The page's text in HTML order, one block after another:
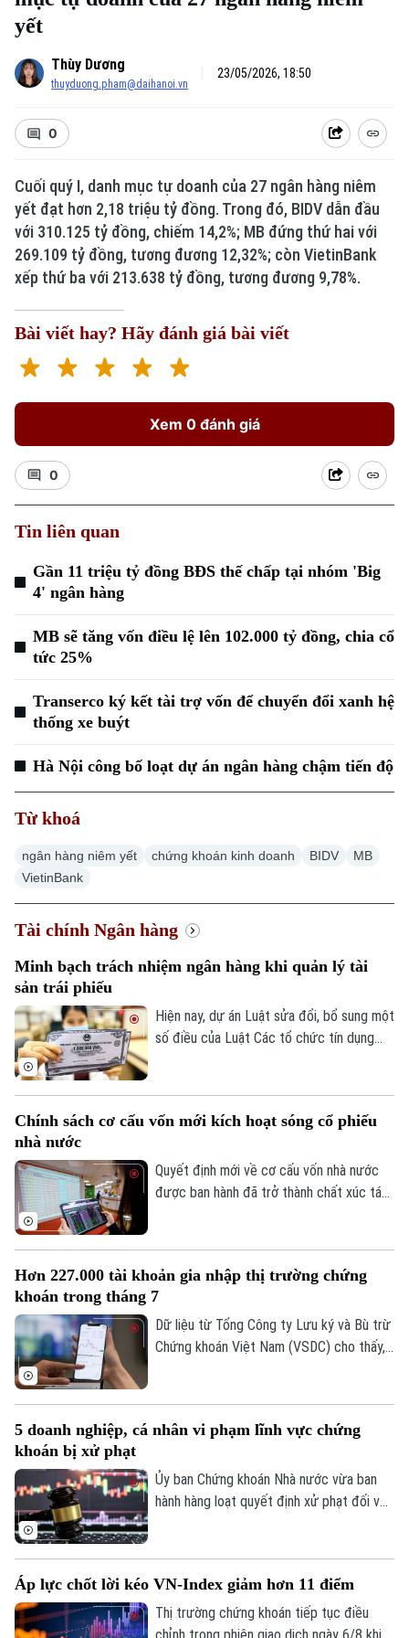
Xu hướng
Chuyên mục
Thời sự
Xã hội
An ninh trật tự
Công nghệ
Hà Nội
Người Hà Nội
Khoảnh khắc Hà Nội
Ẩm thực
Thế giới
Quân sự
Hồ sơ
Người Việt 4 phương
Cafe sáng
Doanh nghiệp
Nhà đất
Tin tức
Đầu tư
Căn hộ
Đất đai
Kinh nghiệm
Tàu và Xe
Tàu
Xe máy
Thị trường
Đánh giá
Giáo dục
Tin tức
Tuyển sinh
Văn hóa
Tin tức
Làng nghề
Di tích
Sức khỏe
Dinh dưỡng
Tư vấn sức khỏe
Thể thao
Bóng đá
Quần vợt
Giải trí
Tin tức
Sao
Điện ảnh
Thời trang
Âm nhạc
Đã phát sóng
yết
Thùy Dương
thuyduong.pham@daihanoi.vn
23/05/2026, 18:50
0
Cuối quý I, danh mục tự doanh của 27 ngân hàng niêm
yết đạt hơn 2,18 triệu tỷ đồng. Trong đó, BIDV dẫn đầu
với 310.125 tỷ đồng, chiếm 14,2%; MB đứng thứ hai với
269.109 tỷ đồng, tương đương 12,32%; còn VietinBank
xếp thứ ba với 213.638 tỷ đồng, tương đương 9,78%.
Bài viết hay? Hãy đánh giá bài viết
Xem 0 đánh giá
0
Tin liên quan
Gần 11 triệu tỷ đồng BĐS thế chấp tại nhóm 'Big
4' ngân hàng
MB sẽ tăng vốn điều lệ lên 102.000 tỷ đồng, chia cổ
tức 25%
Transerco ký kết tài trợ vốn để chuyển đổi xanh hệ
thống xe buýt
Hà Nội công bố loạt dự án ngân hàng chậm tiến độ
Từ khoá
ngân hàng niêm yết chứng khoán kinh doanh BIDV
MB
VietinBank
Tài chính Ngân hàng
Minh bạch trách nhiệm ngân hàng khi quản lý tài
sản trái phiếu
Hiện nay, dự án Luật sửa đổi, bổ sung một
số điều của Luật Các tổ chức tín dụng
xuất cho phép ngân hàng thương mại làm
phiếu doanh nghiệp.
Chính sách cơ cấu vốn mới kích hoạt sóng cổ phiếu
nhà nước
Quyết định mới về cơ cấu vốn nhà nước
được ban hành đã trở thành chất xúc tác
đưa VN-Index đảo chiều đi lên.
Hơn 227.000 tài khoản gia nhập thị trường chứng
khoán trong tháng 7
Dữ liệu từ Tổng Công ty Lưu ký và Bù trừ
Chứng khoán Việt Nam (VSDC) cho thấy,
tháng 7, thị trường có 13,66 triệu tài
227.300 tài khoản so với cuối tháng 6.
5 doanh nghiệp, cá nhân vi phạm lĩnh vực chứng
khoán bị xử phạt
Ủy ban Chứng khoán Nhà nước vừa ban
hành hàng loạt quyết định xử phạt đối với
xử phạt lên tới hơn 572 triệu đồng.
Áp lực chốt lời kéo VN-Index giảm hơn 11 điểm
Thị trường chứng khoán tiếp tục điều
chỉnh trong phiên giao dịch ngày 6/8 khi